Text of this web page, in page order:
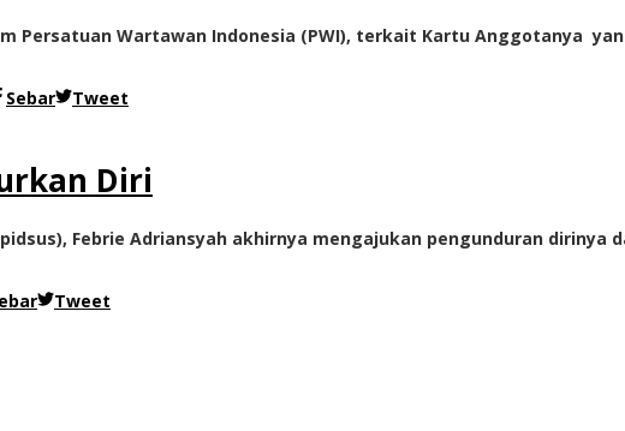
Persatuan Wartawan Indonesia (PWI), terkait Kartu Anggotanya
Sebar Tweet
Diri
Febrie Adriansyah akhirnya mengajukan pengunduran dirinya
Tweet